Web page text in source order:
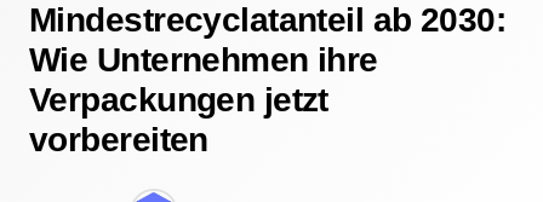
Mindestrecyclatanteil ab 2030:
Wie Unternehmen ihre
Verpackungen jetzt
vorbereiten